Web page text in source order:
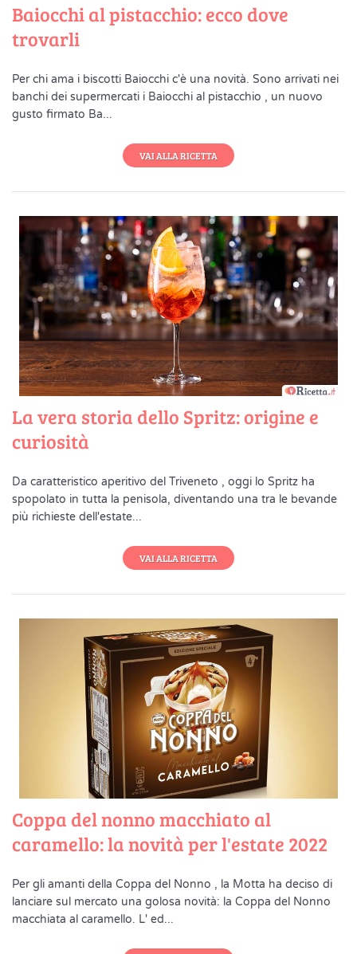
Baiocchi al pistacchio: ecco dove
trovarli
Per chi ama i biscotti Baiocchi c'è una novità. Sono arrivati nei
banchi dei supermercati i Baiocchi al pistacchio , un nuovo
gusto firmato Ba...
VAI ALLA RICETTA
La vera storia dello Spritz: origine e
curiosità
Da caratteristico aperitivo del Triveneto , oggi lo Spritz ha
spopolato in tutta la penisola, diventando una tra le bevande
più richieste dell'estate...
VAI ALLA RICETTA
Coppa del nonno macchiato al
caramello: la novità per l'estate 2022
Per gli amanti della Coppa del Nonno , la Motta ha deciso di
lanciare sul mercato una golosa novità: la Coppa del Nonno
macchiata al caramello. L' ed...